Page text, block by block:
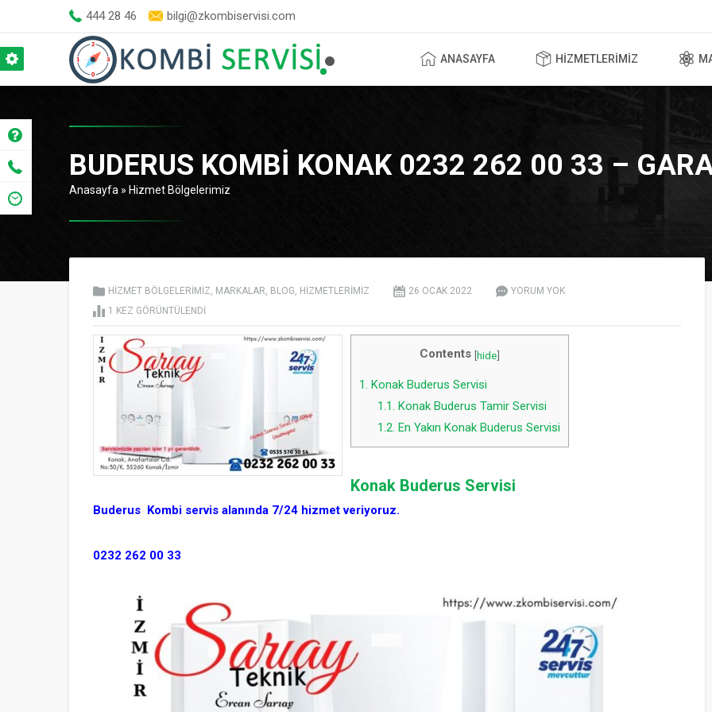
444 28 46 bilgi@zkombiservisi.com
ANASAYFA HIZMETLERIMIZ
BUDERUS KOMBI KONAK 0232 262 00 33 –
Anasayfa » Hizmet Bölgelerimiz
HIZMET BÖLGELERIMIZ, MARKALAR, BLOG, HIZMETLERIMIZ 26 OCAK 2022
YORUM YOK
1
KEZ GÖRÜNTÜLENDI
Contents [hide]
1. Konak Buderus Servisi
1.1. Konak Buderus Tamir Servisi
1.2. En Yakın Konak Buderus Servisi
Konak Buderus Servisi
Buderus Kombi servis alanında 7/24 hizmet veriyoruz.
0232 262 00 33